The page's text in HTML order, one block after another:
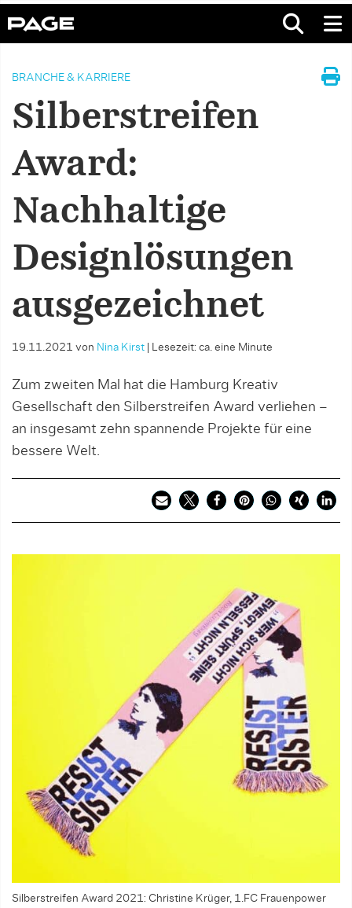
BRANCHE & KARRIERE
Silberstreifen
Award:
Nachhaltige
Designlösungen
ausgezeichnet
19.11.2021 von Nina Kirst Lesezeit: ca. eine Minute
Zum zweiten Mal hat die Hamburg Kreativ
Gesellschaft den Silberstreifen Award verliehen –
an insgesamt zehn spannende Projekte für eine
bessere Welt.
Silberstreifen Award 2021: Christine Krüger, 1.FC Frauenpower